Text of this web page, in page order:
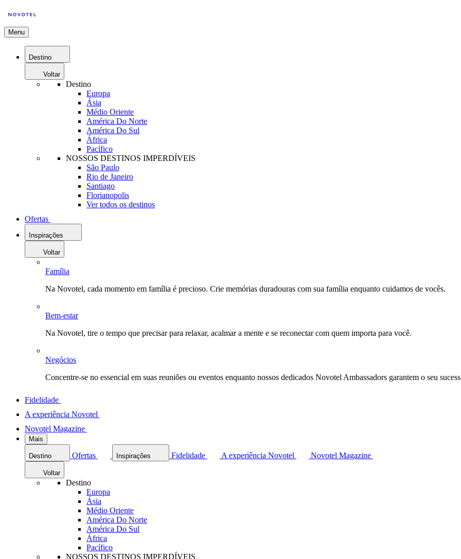
Menu
Destino
Voltar
Destino
Europa
Ásia
Médio Oriente
América Do Norte
América Do Sul
África
Pacífico
NOSSOS DESTINOS IMPERDÍVEIS
São Paulo
Rio de Janeiro
Santiago
Florianopolis
Ver todos os destinos
Ofertas
Inspirações
Voltar
Família
Na Novotel, cada momento em família é precioso. Crie memórias duradouras com sua família enquanto cuidamos de vocês.
Bem-estar
Na Novotel, tire o tempo que precisar para relaxar, acalmar a mente e se reconectar com quem importa para você.
Negócios
Concentre-se no essencial em suas reuniões ou eventos enquanto nossos dedicados Novotel Ambassadors garantem o seu
Fidelidade
A experiência Novotel
Novotel Magazine
Mais
Destino Ofertas Inspirações Fidelidade A experiência Novotel Novotel Magazine
Voltar
Destino
Europa
Ásia
Médio Oriente
América Do Norte
América Do Sul
África
Pacífico
NOSSOS DESTINOS IMPERDÍVEIS